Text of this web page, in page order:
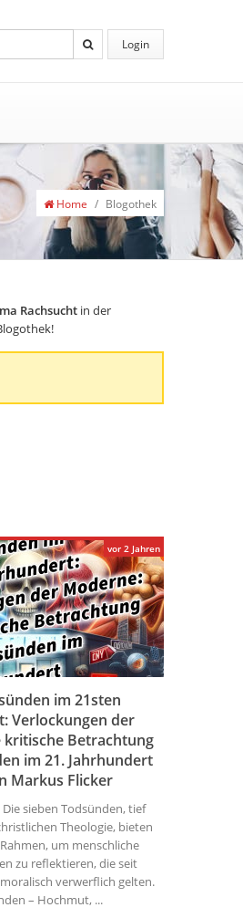
Login
Home / Blogothek
Rachsucht in der
im 21sten
Verlockungen der
kritische Betrachtung
im 21. Jahrhundert
Markus Flicker
sieben Todsünden, tief
Theologie, bieten
um menschliche
zu reflektieren, die seit
verwerflich gelten.
– Hochmut, ...
vor 2 Jahren